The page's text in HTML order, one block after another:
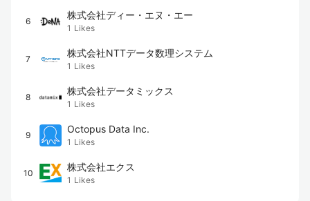
6
株式会社ディー・エヌ・エー
1 Likes
7
株式会社NTTデータ数理システム
1 Likes
8
株式会社データミックス
1 Likes
9
Octopus Data Inc.
1 Likes
10
株式会社エクス
1 Likes